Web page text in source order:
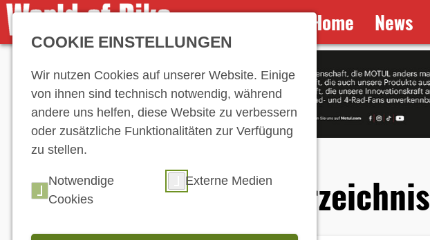
Home News
Hersteller-Verzeichnis
COOKIE EINSTELLUNGEN
Wir nutzen Cookies auf unserer Website. Einige
von ihnen sind technisch notwendig, während
andere uns helfen, diese Website zu verbessern
oder zusätzliche Funktionalitäten zur Verfügung
zu stellen.
Notwendige
Cookies
Externe Medien